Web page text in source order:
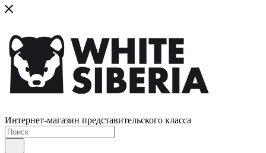
Интернет-магазин представительского класса